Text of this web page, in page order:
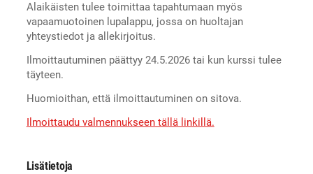
Alaikäisten tulee toimittaa tapahtumaan myös
vapaamuotoinen lupalappu, jossa on huoltajan
yhteystiedot ja allekirjoitus.
Ilmoittautuminen päättyy 24.5.2026 tai kun kurssi tulee
täyteen.
Huomioithan, että ilmoittautuminen on sitova.
Ilmoittaudu valmennukseen tällä linkillä.
Lisätietoja